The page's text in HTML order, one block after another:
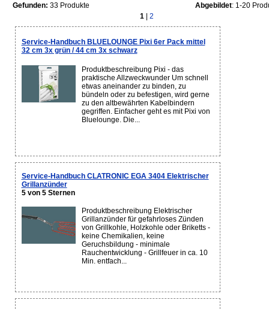
Gefunden: 33 Produkte Abgebildet: 1-20
1
2
Service-Handbuch BLUELOUNGE Pixi 6er Pack mittel
32 cm 3x grün / 44 cm 3x schwarz
Produktbeschreibung Pixi - das
praktische Allzweckwunder Um schnell
etwas aneinander zu binden, zu
bündeln oder zu befestigen, wird gerne
zu den altbewährten Kabelbindern
gegriffen. Einfacher geht es mit Pixi von
Bluelounge. Die...
Service-Handbuch CLATRONIC EGA 3404 Elektrischer
Grillanzünder
5 von 5 Sternen
Produktbeschreibung Elektrischer
Grillanzünder für gefahrloses Zünden
von Grillkohle, Holzkohle oder Briketts -
keine Chemikalien, keine
Geruchsbildung - minimale
Rauchentwicklung - Grillfeuer in ca. 10
Min. entfach...